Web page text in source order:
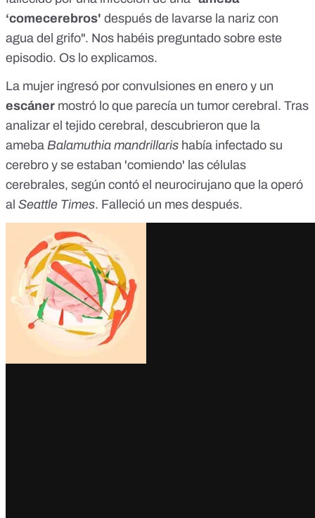
‘comecerebros' después de lavarse la nariz con
agua del grifo". Nos habéis preguntado sobre este
episodio. Os lo explicamos.
La mujer ingresó por convulsiones en enero y un
escáner mostró lo que parecía un tumor cerebral. Tras
analizar el tejido cerebral, descubrieron que la
ameba Balamuthia mandrillaris había infectado su
cerebro y se estaban 'comiendo' las células
cerebrales, según contó el neurocirujano que la operó
al Seattle Times. Falleció un mes después.